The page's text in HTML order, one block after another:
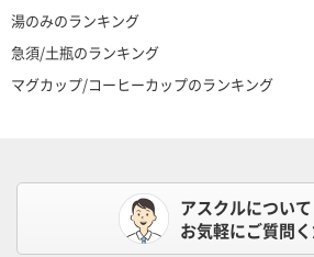
湯のみのランキング
急須/土瓶のランキング
マグカップ/コーヒーカップのランキング
アスクルについて
お気軽にご質問く